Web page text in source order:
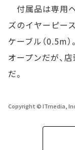
付属品は専用ヘ
ズのイヤーピース
ケーブル（0.5m
オープンだが、
だ。
Copyright © ITmedia,